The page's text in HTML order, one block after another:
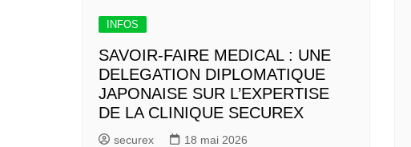
INFOS
SAVOIR-FAIRE MEDICAL : UNE
DELEGATION DIPLOMATIQUE
JAPONAISE SUR L’EXPERTISE
DE LA CLINIQUE SECUREX
securex 18 mai 2026